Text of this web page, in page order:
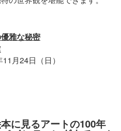
雅な秘密
月24日（日）
に⾒るアートの100年